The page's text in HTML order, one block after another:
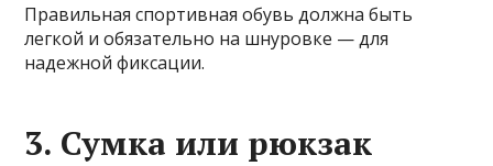
Правильная спортивная обувь должна быть
легкой и обязательно на шнуровке — для
надежной фиксации.
3. Сумка или рюкзак